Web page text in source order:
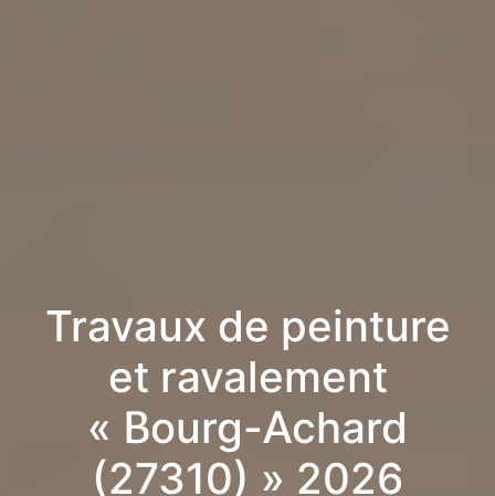
Travaux de peinture
et ravalement
« Bourg-Achard
(27310) » 2026